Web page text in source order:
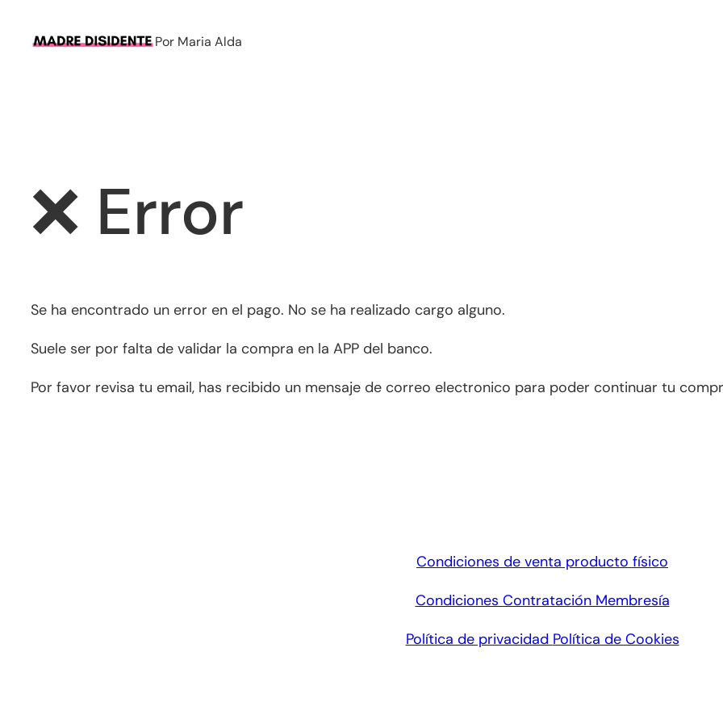
Por Maria Alda
❌ Error
Se ha encontrado un error en el pago. No se ha realizado cargo alguno.
Suele ser por falta de validar la compra en la APP del banco.
Por favor revisa tu email, has recibido un mensaje de correo electronico para poder continuar tu
Condiciones de venta producto físico
Condiciones Contratación Membresía
Política de privacidad Política de Cookies